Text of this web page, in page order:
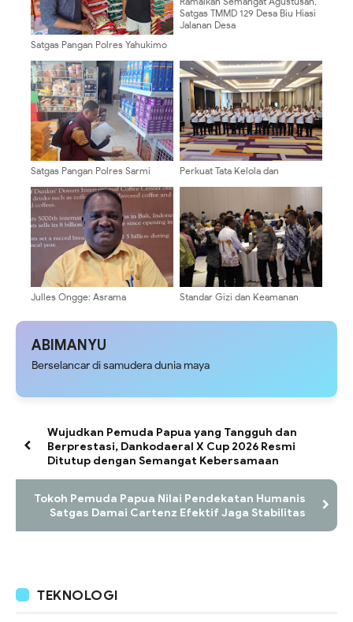
Satgas Pangan Polres Yahukimo
Modern dan Pasar Tradisional
Dekai
Satgas TMMD 129 Desa Biu Hiasi
Jalanan Desa
Satgas Pangan Polres Sarmi
Beras di Kios Sultan, Pastikan
Ketersediaan dan Stabilitas
Harga
Perkuat Tata Kelola dan
Manajemen Risiko dan
Peningkatan Kapasitas APIP
Julles Ongge: Asrama
Pembinaan, Bukan Ruang
Standar Gizi dan Keamanan
Dokkes Polda Papua Hadiri
ABIMANYU
Berselancar di samudera dunia maya
Wujudkan Pemuda Papua yang Tangguh dan
Berprestasi, Dankodaeral X Cup 2026 Resmi
Ditutup dengan Semangat Kebersamaan
Tokoh Pemuda Papua Nilai Pendekatan Humanis
Satgas Damai Cartenz Efektif Jaga Stabilitas
TEKNOLOGI